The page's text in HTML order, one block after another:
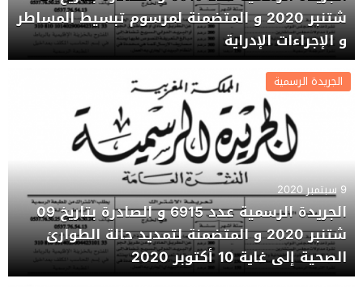
شتنبر 2020 و المتضمنة لمرسوم تبسيط المساطر
و الإجراءات الإدراية
الجريدة الرسمية
9 سبتمبر 2020
الجريدة الرسمية عدد 6915 و الصادرة بتاريخ 09
شتنبر 2020 و المتضمنة لتمديد حالة الطوارئ
الصحية إلى غاية 10 أكتوبر 2020